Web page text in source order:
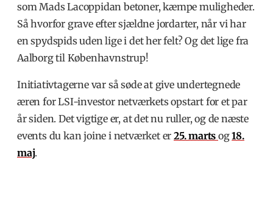
som Mads Lacoppidan betoner, kæmpe muligheder.
Så hvorfor grave efter sjældne jordarter, når vi har
en spydspids uden lige i det her felt? Og det lige fra
Aalborg til Københavnstrup!
Initiativtagerne var så søde at give undertegnede
æren for LSI-investor netværkets opstart for et par
år siden. Det vigtige er, at det nu ruller, og de næste
events du kan joine i netværket er25. martsog18.
maj.